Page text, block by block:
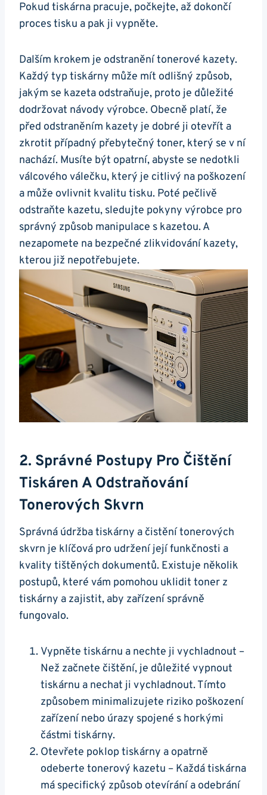
Pokud tiskárna pracuje, počkejte, až dokončí
proces tisku a pak ji vypněte.
Dalším krokem je odstranění tonerové kazety.
Každý typ tiskárny může mít odlišný způsob,
jakým se kazeta odstraňuje, proto je důležité
dodržovat návody výrobce. Obecně platí, že
před odstraněním kazety je dobré ji otevřít a
zkrotit případný přebytečný toner, který se v ní
nachází. Musíte být opatrní, abyste se nedotkli
válcového válečku, který je citlivý na poškození
a může ovlivnit kvalitu tisku. Poté pečlivě
odstraňte kazetu, sledujte pokyny výrobce pro
správný způsob manipulace s kazetou. A
nezapomete na bezpečné zlikvidování kazety,
kterou již nepotřebujete.
2. Správné Postupy Pro Čištění
Tiskáren A Odstraňování
Tonerových Skvrn
Správná údržba tiskárny a čistění tonerových
skvrn je klíčová pro udržení její funkčnosti a
kvality tištěných dokumentů. Existuje několik
postupů, které vám pomohou uklidit toner z
tiskárny a zajistit, aby zařízení správně
fungovalo.
Vypněte tiskárnu a nechte ji vychladnout –
Než začnete čištění, je důležité vypnout
tiskárnu a nechat ji vychladnout. Tímto
způsobem minimalizujete riziko poškození
zařízení nebo úrazy spojené s horkými
částmi tiskárny.
Otevřete poklop tiskárny a opatrně
odeberte tonerový kazetu – Každá tiskárna
má specifický způsob otevírání a odebrání